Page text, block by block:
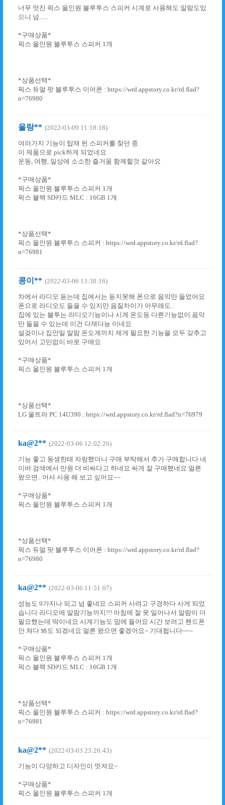
너무 멋진 픽스 올인원 블루투스 스피커 시계로 사용해도 알람도있
으니 넘......
*구매상품*
픽스 올인원 블루투스 스피커 1개
*상품선택*
픽스 듀얼 팟 블루투스 이어폰 : https://wrd.appstory.co.kr/rd.flad?
n=76980
올랑** (2022-03-09 11:18:18)
여러가지 기능이 탑재 된 스피커를 찾던 중
이 제품으로 pick하게 되었네요
운동, 여행, 일상에 소소한 즐거움 함께할것 같아요
*구매상품*
픽스 올인원 블루투스 스피커 1개
픽스 블랙 SD카드 MLC : 16GB 1개
*상품선택*
픽스 올인원 블루투스 스피커 : https://wrd.appstory.co.kr/rd.flad?
n=76981
콩이** (2022-03-06 13:38:16)
차에서 라디오 듣는데 집에서는 듣지못해 폰으로 음악만 들었어요
폰으로 라디오도 들을 수 있지만 음질차이가 아무래도..
집에 있는 블투는 라디오기능이나 시계 온도등 다른기능없이 음악
만 들을 수 있는데 이건 다재다능 이네요
설겆이나 집안일 알람 온도계까지 제게 필요한 기능을 모두 갖추고
있어서 고민없이 바로 구매요
*구매상품*
픽스 올인원 블루투스 스피커 1개
*상품선택*
LG 울트라 PC 14U390 : https://wrd.appstory.co.kr/rd.flad?n=76979
ka@2** (2022-03-06 12:02:26)
기능 좋고 동생한테 자랑했더니 구매 부탁해서 추가 구매합니다 네
이버 검색에서 만원 더 비싸다고 하네요 싸게 잘 구매했네요 얼른
왔으면.. 어서 사용 해 보고 싶어요~~
*구매상품*
픽스 올인원 블루투스 스피커 1개
*상품선택*
픽스 듀얼 팟 블루투스 이어폰 : https://wrd.appstory.co.kr/rd.flad?
n=76980
ka@2** (2022-03-06 11:51:07)
성능도 9가지나 되고 넘 좋네요 스피커 사려고 구경하다 사게 되었
습니다 라디오에 알람기능까지!!! 아침에 잘 못 일어나서 알람이 더
필요했는데 딱이네요 시계기능도 맘에 들어요 시간 보려고 핸드폰
안 쳐다 봐도 되겠네요 얼른 왔으면 좋겠어요~ 기대됩니다~~~
*구매상품*
픽스 올인원 블루투스 스피커 1개
픽스 블랙 SD카드 MLC : 16GB 1개
*상품선택*
픽스 올인원 블루투스 스피커 : https://wrd.appstory.co.kr/rd.flad?
n=76981
ka@2** (2022-03-03 23:26:43)
기능이 다양하고 디자인이 멋져요~
*구매상품*
픽스 올인원 블루투스 스피커 1개